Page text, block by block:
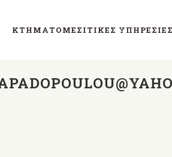
ΚΤΗΜΑΤΟΜΕΣΙΤΙΚΈΣ ΥΠΗΡΕΣΊΕΣ